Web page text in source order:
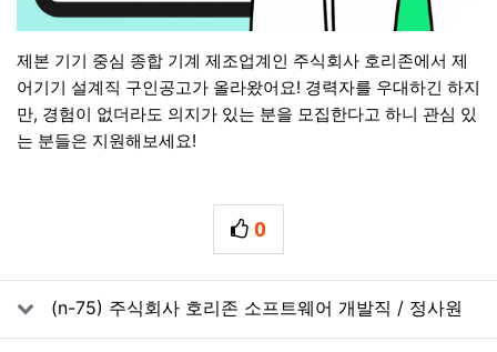
제본 기기 중심 종합 기계 제조업계인 주식회사 호리존에서 제
어기기 설계직 구인공고가 올라왔어요! 경력자를 우대하긴 하지
만, 경험이 없더라도 의지가 있는 분을 모집한다고 하니 관심 있
는 분들은 지원해보세요!
0
추천
관련자료
(n-75) 주식회사 호리존 소프트웨어 개발직 / 정사원